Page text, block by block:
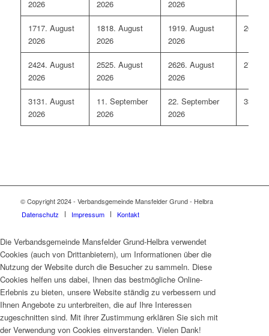
2026 2026 2026
1717. August
2026
1818. August
2026
1919. August
2026
20
2424. August
2026
2525. August
2026
2626. August
2026
27
3131. August
2026
11. September
2026
22. September
2026
33.
© Copyright 2024 - Verbandsgemeinde Mansfelder Grund - Helbra
Datenschutz
Impressum Kontakt
Die Verbandsgemeinde Mansfelder Grund-Helbra verwendet
Cookies (auch von Drittanbietern), um Informationen über die
Nutzung der Website durch die Besucher zu sammeln. Diese
Cookies helfen uns dabei, Ihnen das bestmögliche Online-
Erlebnis zu bieten, unsere Website ständig zu verbessern und
Ihnen Angebote zu unterbreiten, die auf Ihre Interessen
zugeschnitten sind. Mit ihrer Zustimmung erklären Sie sich mit
der Verwendung von Cookies einverstanden. Vielen Dank!